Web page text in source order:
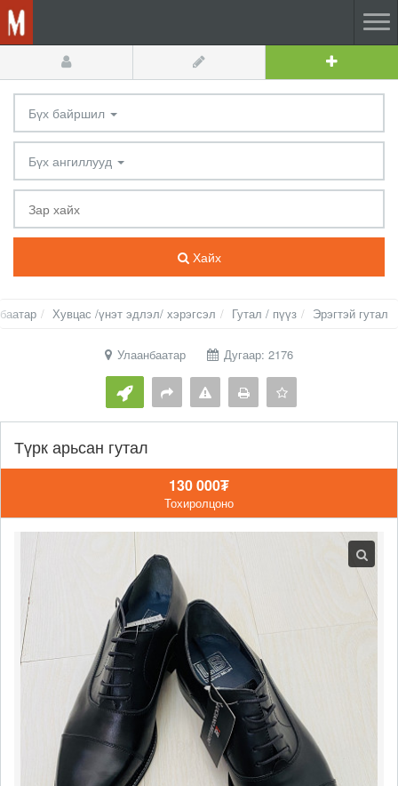
Бүх байршил
Бүх ангиллууд
Хайх
Хувцас /үнэт эдлэл/ хэрэгсэл Гутал / пүүз Эрэгтэй гутал
Улаанбаатар Дугаар: 2176
Түрк арьсан гутал
130 000₮
Тохиролцоно